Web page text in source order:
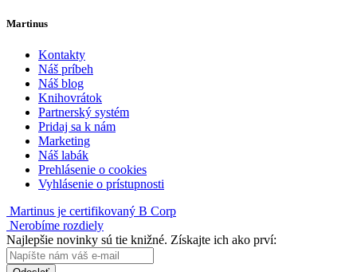
Martinus
Kontakty
Náš príbeh
Náš blog
Knihovrátok
Partnerský systém
Pridaj sa k nám
Marketing
Náš labák
Prehlásenie o cookies
Vyhlásenie o prístupnosti
Martinus je certifikovaný B Corp
Nerobíme rozdiely
Najlepšie novinky sú tie knižné. Získajte ich ako prví: